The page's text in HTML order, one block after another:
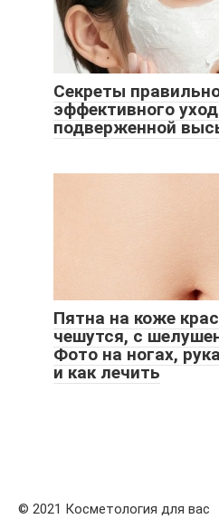
Секреты
эффективного
подверженной
Пятна на коже
чешутся, с
Фото на ногах,
и как лечить
© 2021 Косметология для вас